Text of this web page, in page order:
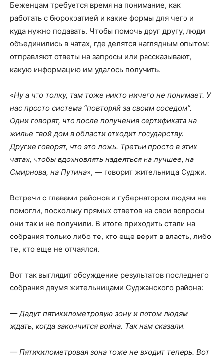
Беженцам требуется время на понимание, как
работать с бюрократией и какие формы для чего и
куда нужно подавать. Чтобы помочь друг другу, люди
объединились в чатах, где делятся наглядным опытом:
отправляют ответы на запросы или рассказывают,
какую информацию им удалось получить.
«Ну а что толку, там тоже никто ничего не понимает. У
нас просто система “повторяй за своим соседом”.
Одни говорят, что после получения сертификата на
жилье твой дом в области отходит государству.
Другие говорят, что это ложь. Третьи просто в этих
чатах, чтобы вдохновлять надеяться на лучшее, на
Смирнова, на Путина», — говорит жительница Суджи.
Встречи с главами районов и губернатором людям не
помогли, поскольку прямых ответов на свои вопросы
они так и не получили. В итоге приходить стали на
собрания только либо те, кто еще верит в власть, либо
те, кто еще не отчаялся.
Вот так выглядит обсуждение результатов последнего
собрания двумя жительницами Суджанского района:
— Дадут пятикилометровую зону и потом людям
ждать, когда закончится война. Так нам сказали.
— Пятикилометровая зона тоже не входит теперь. Вот